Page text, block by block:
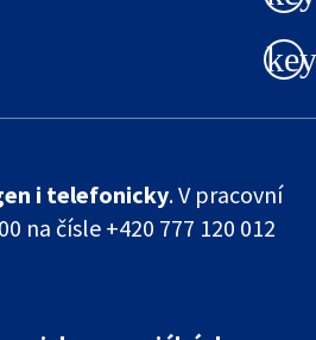
i telefonicky. V pracovní
na čísle +420 777 120 012